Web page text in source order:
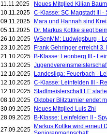
11.11.2025
Neues Mitglied Kilian
10.11.2025 C-Klasse: SC Magstadt III -
09.11.2025
Mara und Hannah sind
05.11.2025
Dr. Markus Kottke siegt
26.10.2025 WSenMM: Ludwigsburg -
23.10.2025
Frank Gehringer erreicht 3.
21.10.2025
B-Klasse: Leonberg III -
13.10.2025
12.10.2025
Landesliga: Feuerbach -
12.10.2025 C-Klasse: Leinfelden III -
12.10.2025 Stadtmeisterschaft LE
08.10.2025 Oktober Blitzturnier endet
30.09.2025
Neues Mitglied Luis Zhi
28.09.2025
B-Klasse: Leinfelden II -
27.09.2025
Markus Kottke wird erneut